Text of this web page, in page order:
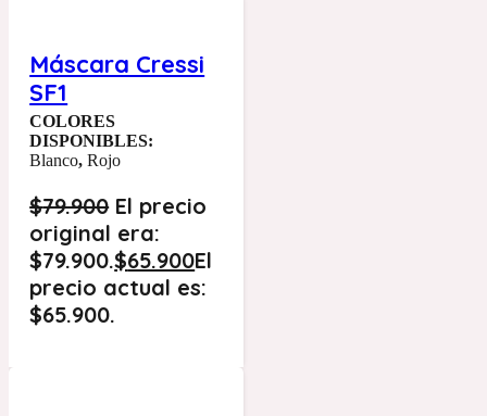
Máscara Cressi
SF1
COLORES
DISPONIBLES:
Blanco,Rojo
$79.900 El precio
original era:
$79.900.$65.900El
precio actual es:
$65.900.